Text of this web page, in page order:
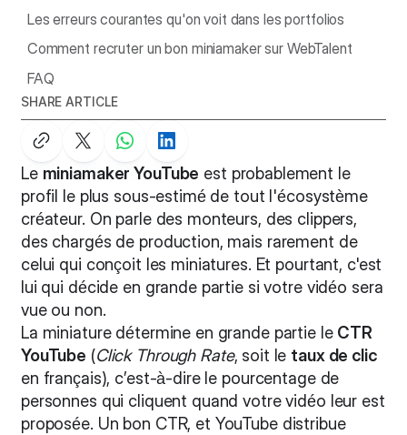
Les erreurs courantes qu'on voit dans les portfolios
Comment recruter un bon miniamaker sur WebTalent
FAQ
SHARE ARTICLE
Le miniamaker YouTube est probablement le
profil le plus sous-estimé de tout l'écosystème
créateur. On parle des monteurs, des clippers,
des chargés de production, mais rarement de
celui qui conçoit les miniatures. Et pourtant, c'est
lui qui décide en grande partie si votre vidéo sera
vue ou non.
La miniature détermine en grande partie le CTR
YouTube (Click Through Rate, soit le taux de clic
en français), c’est-à-dire le pourcentage de
personnes qui cliquent quand votre vidéo leur est
proposée. Un bon CTR, et YouTube distribue